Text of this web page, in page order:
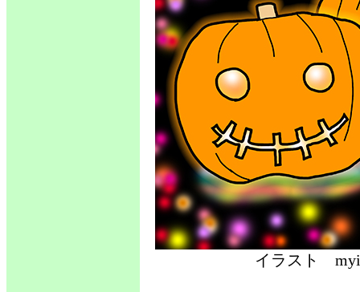
イラスト